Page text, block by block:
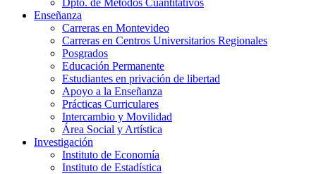
Enseñanza
Carreras en Montevideo
Carreras en Centros Universitarios Regionales
Posgrados
Educación Permanente
Estudiantes en privación de libertad
Apoyo a la Enseñanza
Prácticas Curriculares
Intercambio y Movilidad
Área Social y Artística
Investigación
Instituto de Economía
Instituto de Estadística